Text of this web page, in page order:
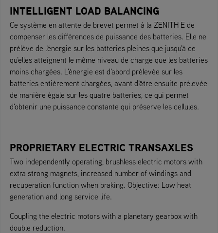
INTELLIGENT LOAD BALANCING
Ce système en attente de brevet permet à la ZENITH E de
compenser les différences de puissance des batteries. Elle ne
prélève de l'énergie sur les batteries pleines que jusqu'à ce
qu'elles atteignent le même niveau de charge que les batteries
moins chargées. L'énergie est d'abord prélevée sur les
batteries entièrement chargées, avant d'être ensuite prélevée
de manière égale sur les quatre batteries, ce qui permet
d'obtenir une puissance constante qui préserve les cellules.
PROPRIETARY ELECTRIC TRANSAXLES
Two independently operating, brushless electric motors with
extra strong magnets, increased number of windings and
recuperation function when braking. Objective: Low heat
generation and long service life.
Coupling the electric motors with a planetary gearbox with
double reduction.